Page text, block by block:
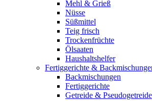
Mehl & Grieß
Nüsse
Süßmittel
Teig frisch
Trockenfrüchte
Ölsaaten
Haushaltshelfer
Fertiggerichte &
Backmischungen
Fertiggerichte
Getreide & Pseudogetreide